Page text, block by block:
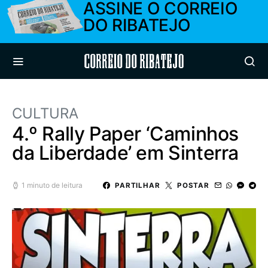
ASSINE O CORREIO
DO RIBATEJO
Correio do Ribatejo
CULTURA
4.º Rally Paper ‘Caminhos
da Liberdade’ em Sinterra
1 minuto de leitura PARTILHAR POSTAR